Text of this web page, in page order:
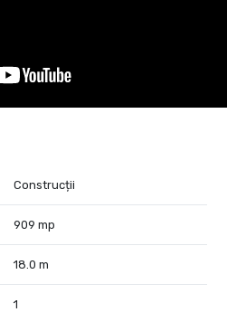
Construcții
909 mp
18.0 m
1